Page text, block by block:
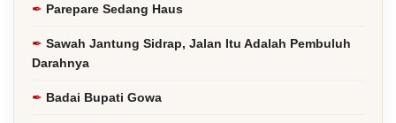
Parepare Sedang Haus
Sawah Jantung Sidrap, Jalan Itu Adalah Pembuluh
Darahnya
Badai Bupati Gowa